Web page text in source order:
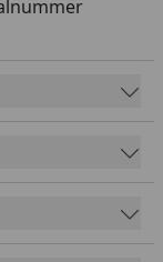
passt für
die
und
lohnt sich der
sind Sie für